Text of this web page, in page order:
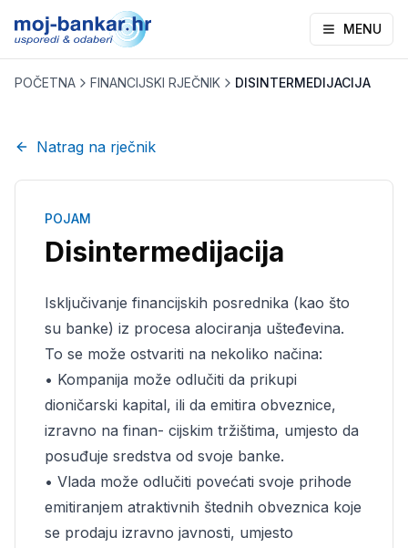
MENU
POČETNA FINANCIJSKI RJEČNIK DISINTERMEDIJACIJA
Natrag na rječnik
POJAM
Disintermedijacija
Isključivanje financijskih posrednika (kao što
su banke) iz procesa alociranja ušteđevina.
To se može ostvariti na nekoliko načina:
• Kompanija može odlučiti da prikupi
dioničarski kapital, ili da emitira obveznice,
izravno na finan- cijskim tržištima, umjesto da
posuđuje sredstva od svoje banke.
• Vlada može odlučiti povećati svoje prihode
emitiranjem atraktivnih štednih obveznica koje
se prodaju izravno javnosti, umjesto